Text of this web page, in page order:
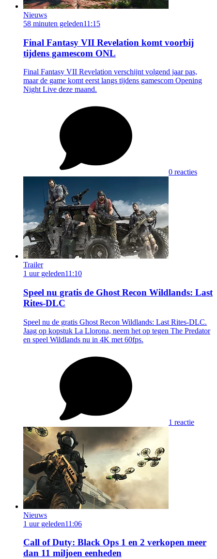
Nieuws
58 minuten geleden11:15
Final Fantasy VII Revelation komt voorbij
tijdens gamescom ONL
Final Fantasy VII Revelation verschijnt volgend jaar pas,
maar de game komt eerst langs tijdens gamescom Opening
Night Live deze maand.
0 reacties
Trailer
1 uur geleden11:10
Speel nu gratis de Ghost Recon Wildlands: Last
Rites-DLC
Speel nu de gratis Ghost Recon Wildlands: Last Rites-DLC.
Jaag op kopstuk La Llorona, neem het op tegen The Predator
en speel Wildlands nu in 4K met 60fps.
1 reactie
Nieuws
1 uur geleden11:06
Call of Duty: Black Ops 1 en 2 verkopen meer
dan 11 miljoen eenheden